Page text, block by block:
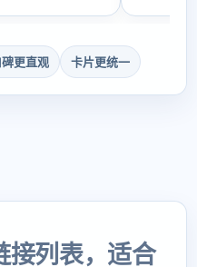
碑更直观 卡片更统一
接列表，适合